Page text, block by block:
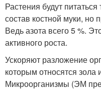
Растения будут
состав костной муки, но
Ведь азота всего 5 %.
активного роста.
Ускоряют разложение
которым относятся
Микроорганизмы (ЭМ